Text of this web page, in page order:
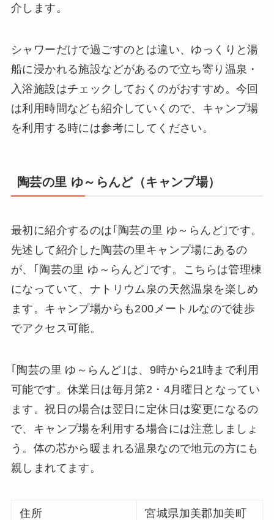
介します。
シャワーだけで過ごすのとは違い、ゆっくりと湯
船に浸かれる施設などがあるので立ち寄り温泉・
入浴施設はチェックしておくのがおすすめ。今回
は利用時間なども紹介していくので、キャンプ場
を利用する時には参考にしてください。
陶芸の里 ゆ～らんど（キャンプ場）
最初に紹介するのは｢陶芸の里 ゆ～らんど｣です。
先述して紹介した陶芸の里キャンプ場にあるの
が、｢陶芸の里 ゆ～らんど｣です。こちらは管理棟
になっていて、ナトリウム泉の天然温泉を楽しめ
ます。キャンプ場からも200メートルなので徒歩
でアクセス可能。
｢陶芸の里 ゆ～らんど｣は、9時から21時まで利用
可能です。休業日は毎月第2・4月曜日となってい
ます。祝日の場合は翌日に定休日は変更になるの
で、キャンプ場を利用する場合には注意しましょ
う。体の芯から暖まれる温泉なので地元の方にも
親しまれてます。
住所
宮城県加美郡加美町